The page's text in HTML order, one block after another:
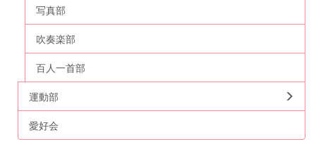
写真部
吹奏楽部
百人一首部
運動部
愛好会